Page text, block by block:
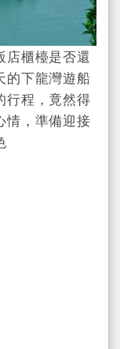
店櫃檯是否還
的下龍灣遊船
行程，竟然得
情，準備迎接